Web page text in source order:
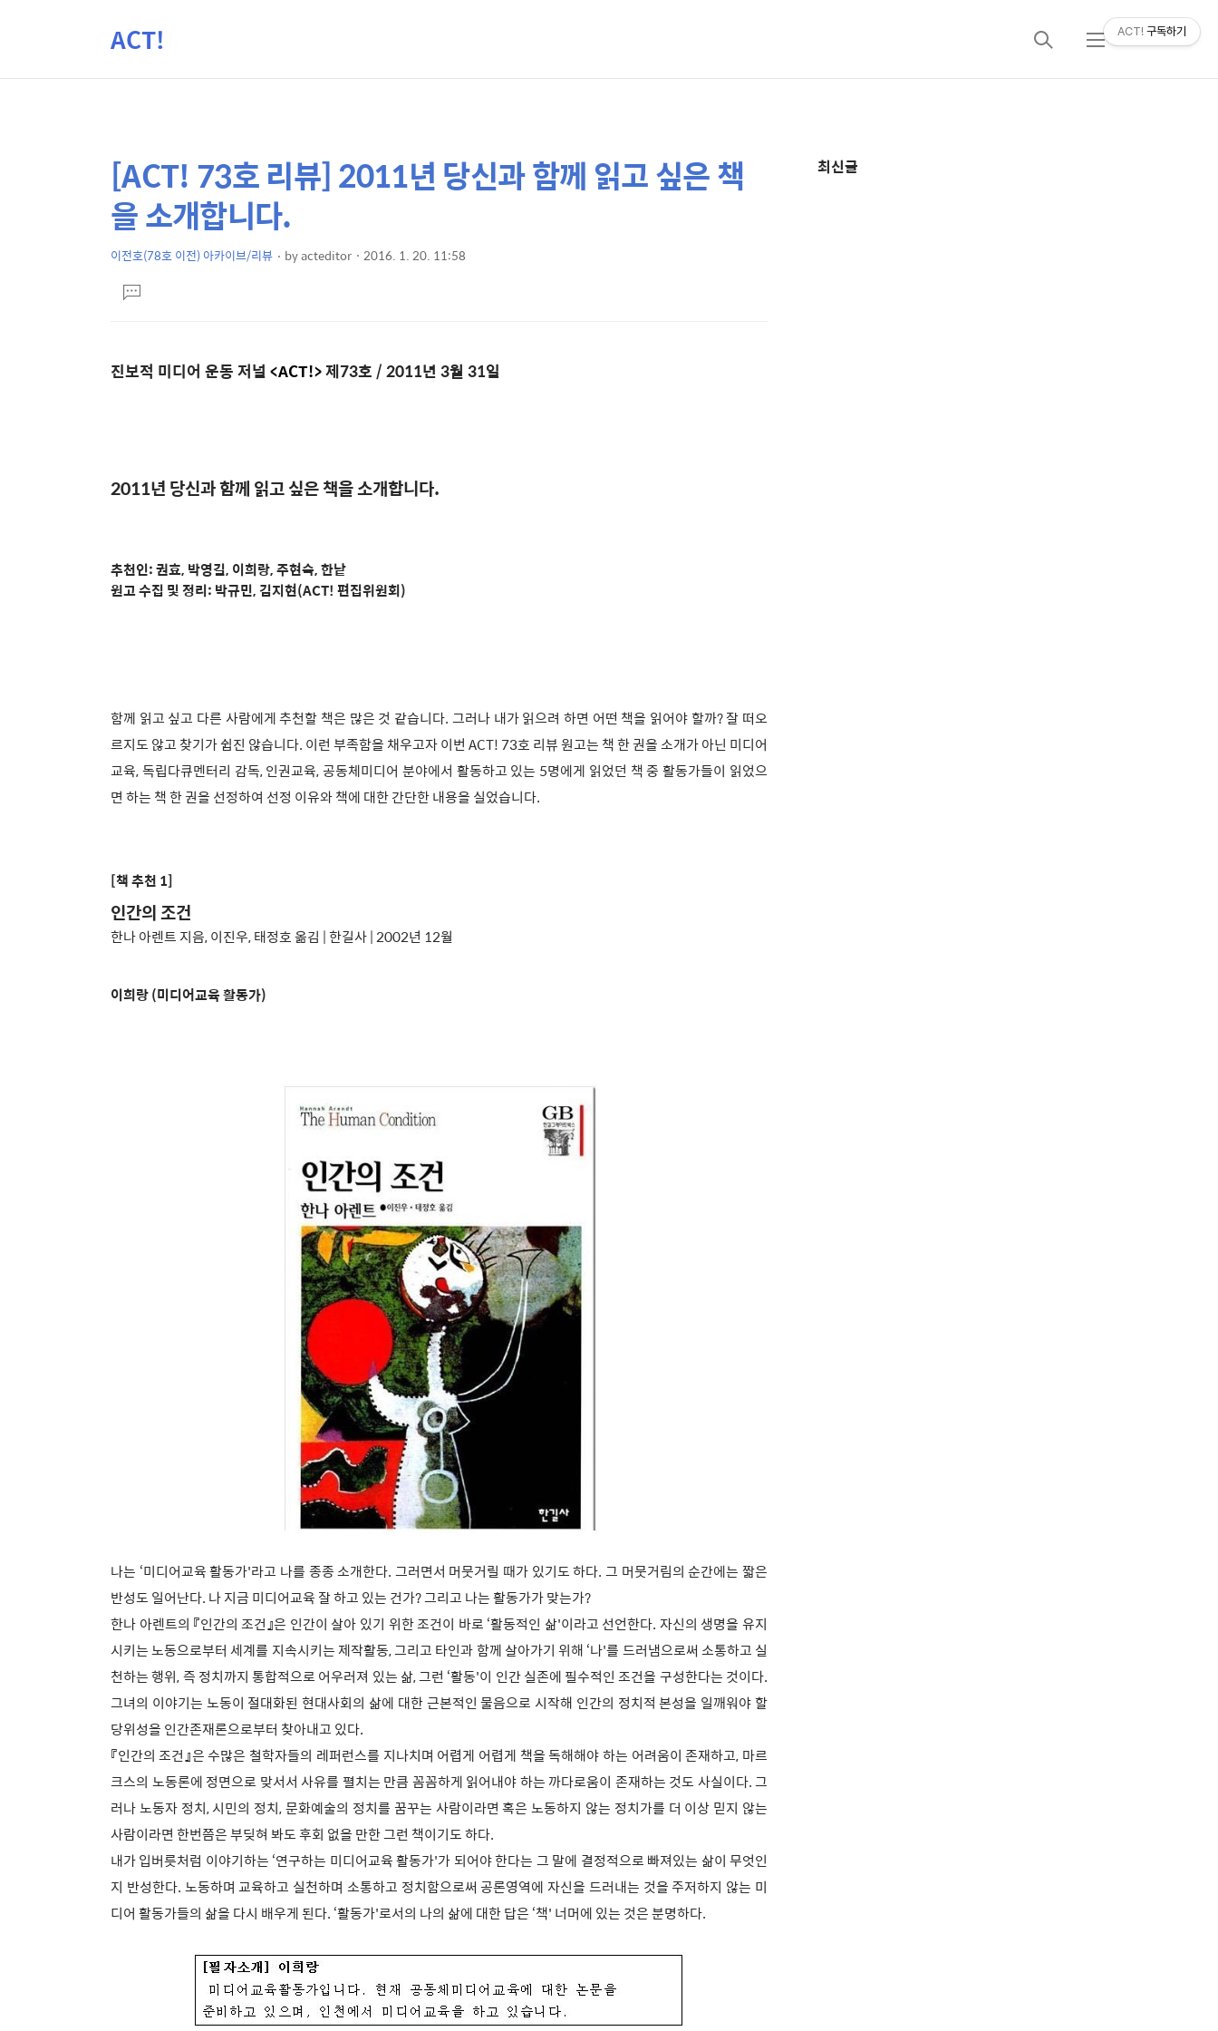
ACT!
검
메
상
세
컨
텐
본
문
제
목
[ACT! 73호 리뷰] 2011년 당신과 함께 읽고 싶은 책
을 소개합니다.
이전호(78호 이전) 아카이브/리뷰 byacteditor 2016. 1. 20. 11:58
문댓
글
진보적 미디어 운동 저널<ACT!>제73호 / 2011년 3월 31일
2011년 당신과 함께 읽고 싶은 책을 소개합니다.
추천인: 권효, 박영길, 이희랑, 주현숙, 한낱
원고 수집 및 정리: 박규민, 김지현(ACT! 편집위원회)
함께 읽고 싶고 다른 사람에게 추천할 책은 많은 것 같습니다. 그러나 내가 읽으려 하면 어떤 책을 읽어야 할까? 잘 떠오
르지도 않고 찾기가 쉽진 않습니다. 이런 부족함을 채우고자 이번 ACT! 73호 리뷰 원고는 책 한 권을 소개가 아닌 미디어
교육, 독립다큐멘터리 감독, 인권교육, 공동체미디어 분야에서 활동하고 있는 5명에게 읽었던 책 중 활동가들이 읽었으
면 하는 책 한 권을 선정하여 선정 이유와 책에 대한 간단한 내용을 실었습니다.
[책 추천 1]
인간의 조건
한나 아렌트 지음, 이진우, 태정호 옮김 | 한길사 | 2002년 12월
이희랑 (미디어교육 활동가)
나는 ‘미디어교육 활동가'라고 나를 종종 소개한다. 그러면서 머뭇거릴 때가 있기도 하다. 그 머뭇거림의 순간에는 짧은
반성도 일어난다. 나 지금 미디어교육 잘 하고 있는 건가? 그리고 나는 활동가가 맞는가?
한나 아렌트의 『인간의 조건』은 인간이 살아 있기 위한 조건이 바로 ‘활동적인 삶'이라고 선언한다. 자신의 생명을 유지
시키는 노동으로부터 세계를 지속시키는 제작활동, 그리고 타인과 함께 살아가기 위해 ‘나'를 드러냄으로써 소통하고 실
천하는 행위, 즉 정치까지 통합적으로 어우러져 있는 삶, 그런 ‘활동'이 인간 실존에 필수적인 조건을 구성한다는 것이다.
그녀의 이야기는 노동이 절대화된 현대사회의 삶에 대한 근본적인 물음으로 시작해 인간의 정치적 본성을 일깨워야 할
당위성을 인간존재론으로부터 찾아내고 있다.
『인간의 조건』은 수많은 철학자들의 레퍼런스를 지나치며 어렵게 어렵게 책을 독해해야 하는 어려움이 존재하고, 마르
크스의 노동론에 정면으로 맞서서 사유를 펼치는 만큼 꼼꼼하게 읽어내야 하는 까다로움이 존재하는 것도 사실이다. 그
러나 노동자 정치, 시민의 정치, 문화예술의 정치를 꿈꾸는 사람이라면 혹은 노동하지 않는 정치가를 더 이상 믿지 않는
사람이라면 한번쯤은 부딪혀 봐도 후회 없을 만한 그런 책이기도 하다.
내가 입버릇처럼 이야기하는 ‘연구하는 미디어교육 활동가'가 되어야 한다는 그 말에 결정적으로 빠져있는 삶이 무엇인
지 반성한다. 노동하며 교육하고 실천하며 소통하고 정치함으로써 공론영역에 자신을 드러내는 것을 주저하지 않는 미
디어 활동가들의 삶을 다시 배우게 된다. ‘활동가'로서의 나의 삶에 대한 답은 ‘책' 너머에 있는 것은 분명하다.
추
최신글
ACT! 구독하기